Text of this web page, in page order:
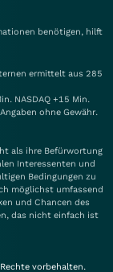
benötigen, hilft
ermittelt aus 285
NASDAQ +15 Min.
ohne Gewähr.
als ihre Befürwortung
Interessenten und
Bedingungen zu
möglichst umfassend
und Chancen des
das nicht einfach ist
vorbehalten.